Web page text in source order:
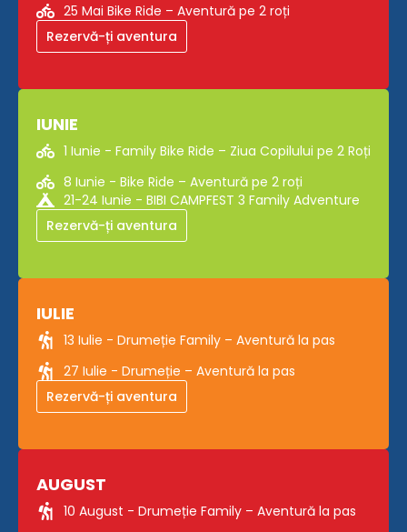
25 Mai Bike Ride – Aventură pe 2 roți
Rezervă-ți aventura
IUNIE
1 Iunie - Family Bike Ride – Ziua Copilului pe 2 Roți
8 Iunie - Bike Ride – Aventură pe 2 roți
21-24 Iunie - BIBI CAMPFEST 3 Family Adventure
Rezervă-ți aventura
IULIE
13 Iulie - Drumeție Family – Aventură la pas
27 Iulie - Drumeție – Aventură la pas
Rezervă-ți aventura
AUGUST
10 August - Drumeție Family – Aventură la pas